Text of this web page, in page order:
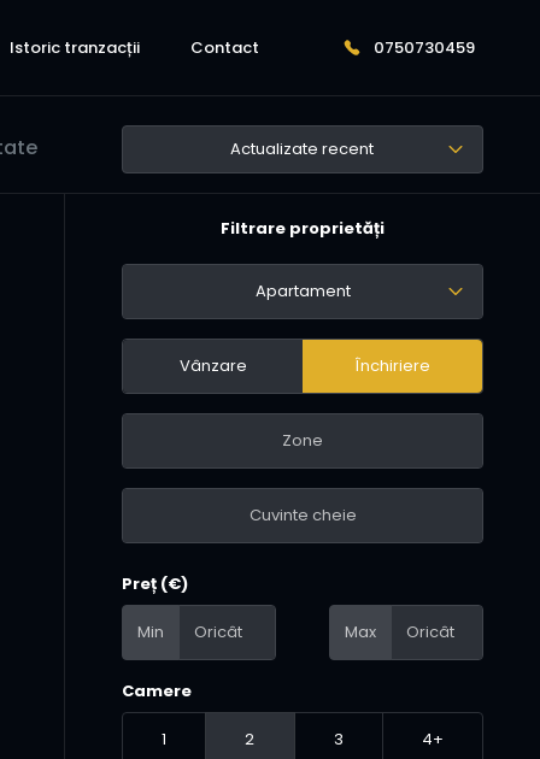
Istoric tranzacții Contact 0750730459
Actualizate recent
Filtrare proprietăți
Apartament
Vânzare Închiriere
Preț (€)
Min Max
Camere
1 2 3 4+